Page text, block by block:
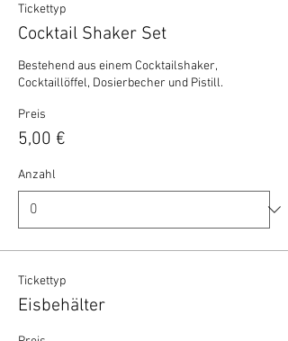
Tickettyp
Cocktail Shaker Set
Bestehend aus einem Cocktailshaker,
Cocktaillöffel, Dosierbecher und Pistill.
Preis
5,00 €
Anzahl
Tickettyp
Eisbehälter